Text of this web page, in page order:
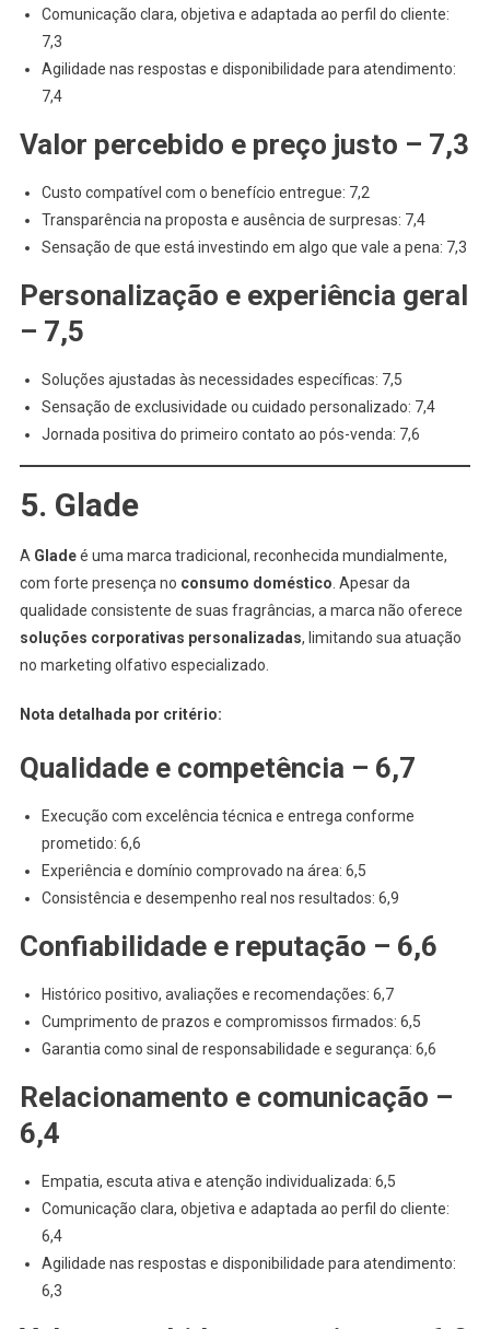
Comunicação clara, objetiva e adaptada ao perfil do cliente:
7,3
Agilidade nas respostas e disponibilidade para atendimento:
7,4
Valor percebido e preço justo – 7,3
Custo compatível com o benefício entregue: 7,2
Transparência na proposta e ausência de surpresas: 7,4
Sensação de que está investindo em algo que vale a pena: 7,3
Personalização e experiência geral
– 7,5
Soluções ajustadas às necessidades específicas: 7,5
Sensação de exclusividade ou cuidado personalizado: 7,4
Jornada positiva do primeiro contato ao pós-venda: 7,6
5. Glade
A Gladeé uma marca tradicional, reconhecida mundialmente,
com forte presença no consumo doméstico . Apesar da
qualidade consistente de suas fragrâncias, a marca não oferece
soluções corporativas personalizadas, limitando sua atuação
no marketing olfativo especializado.
Nota detalhada por critério:
Qualidade e competência – 6,7
Execução com excelência técnica e entrega conforme
prometido: 6,6
Experiência e domínio comprovado na área: 6,5
Consistência e desempenho real nos resultados: 6,9
Confiabilidade e reputação – 6,6
Histórico positivo, avaliações e recomendações: 6,7
Cumprimento de prazos e compromissos firmados: 6,5
Garantia como sinal de responsabilidade e segurança: 6,6
Relacionamento e comunicação –
6,4
Empatia, escuta ativa e atenção individualizada: 6,5
Comunicação clara, objetiva e adaptada ao perfil do cliente:
6,4
Agilidade nas respostas e disponibilidade para atendimento:
6,3